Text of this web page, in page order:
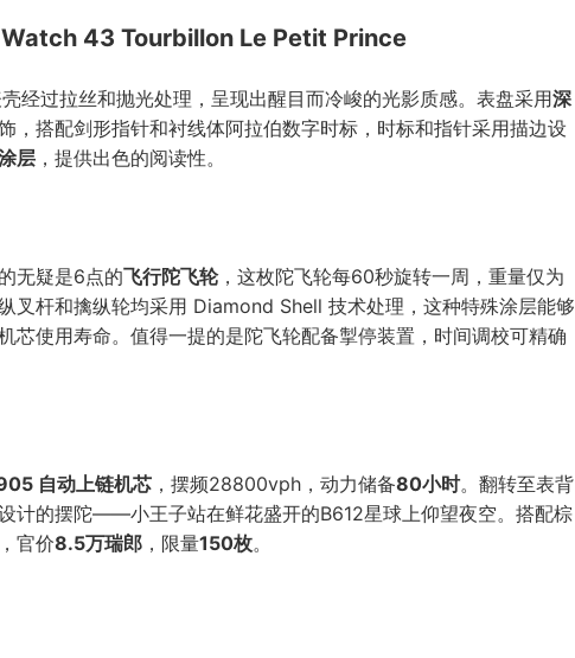
Watch 43 Tourbillon Le Petit Prince
经过拉丝和抛光处理，呈现出醒目而冷峻的光影质感。表盘采用深
，搭配剑形指针和衬线体阿拉伯数字时标，时标和指针采用描边设
层 ，提供出色的阅读性。
无疑是6点的飞行陀飞轮，这枚陀飞轮每60秒旋转一周，重量仅为
叉杆和擒纵轮均采用 Diamond Shell 技术处理，这种特殊涂层能够
芯使用寿命。值得一提的是陀飞轮配备掣停装置，时间调校可精确
自动上链机芯 ，摆频28800vph，动力储备80小时。翻转至表背
计的摆陀——小王子站在鲜花盛开的B612星球上仰望夜空。搭配棕
官价8.5万瑞郎 ，限量150枚。